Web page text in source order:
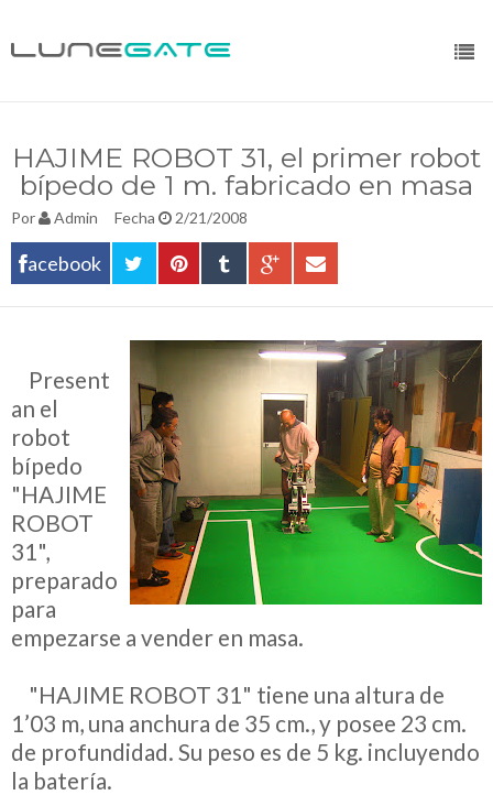
HAJIME ROBOT 31, el primer robot
bípedo de 1 m. fabricado en masa
Por Admin Fecha 2/21/2008
acebook
Present
an el
robot
bípedo
"HAJIME
ROBOT
31",
preparado
para
empezarse a vender en masa.
"HAJIME ROBOT 31" tiene una altura de
1’03 m, una anchura de 35 cm., y posee 23 cm.
de profundidad. Su peso es de 5 kg. incluyendo
la batería.